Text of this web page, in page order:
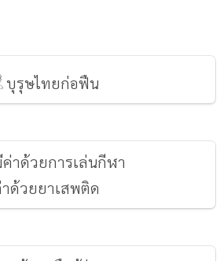
บุรุษไทยก่อฟืน
ค่าด้วยการเล่นกีฬา
ด้วยยาเสพติด